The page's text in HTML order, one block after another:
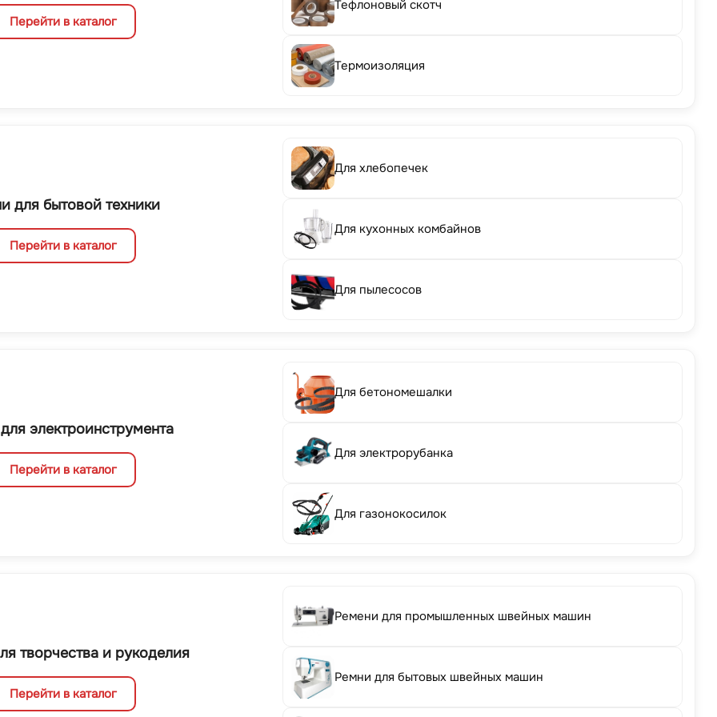
Перейти в каталог
Тефлоновый скотч
Термоизоляция
для бытовой техники
Перейти в каталог
Для хлебопечек
Для кухонных комбайнов
Для пылесосов
электроинструмента
Перейти в каталог
Для бетономешалки
Для электрорубанка
Для газонокосилок
творчества и рукоделия
Перейти в каталог
Ремени для промышленных швейных машин
Ремни для бытовых швейных машин